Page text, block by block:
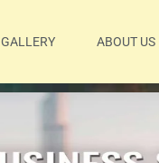
GALLERY ABOUT US